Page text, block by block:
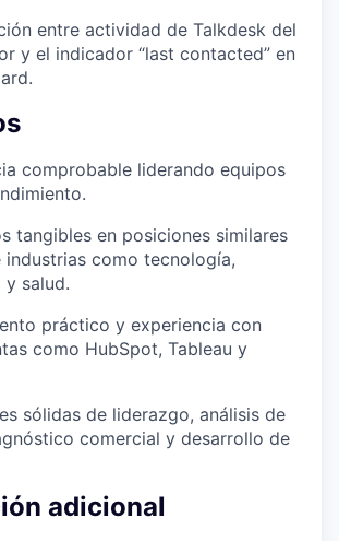
entre actividad de Talkdesk del
y el indicador “last contacted” en
comprobable liderando equipos
tangibles en posiciones similares
industrias como tecnología,
y salud.
práctico y experiencia con
como HubSpot, Tableau y
sólidas de liderazgo, análisis de
comercial y desarrollo de
adicional